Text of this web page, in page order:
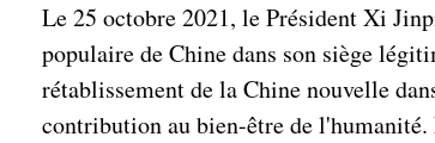
Le 25 octobre 2021, le Président Xi
populaire de Chine dans son siège
rétablissement de la Chine nouvelle
contribution au bien-être de